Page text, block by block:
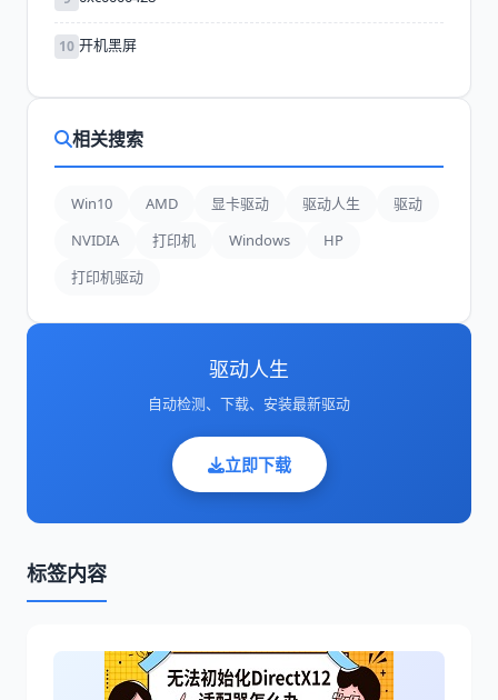
标签内容
10 开机黑屏
相关搜索
Win10 AMD 显卡驱动 驱动人生
驱动
NVIDIA
打印机 Windows
HP
打印机驱动
驱动人生
自动检测、下载、安装最新驱动
立即下载